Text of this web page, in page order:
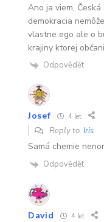
Ano ja viem,
demokracia
vlastne ego ale o
krajiny ktorej
Odpovědět
Josef 4 let
Reply to Iris
Samá chemie
Odpovědět
David 4 let